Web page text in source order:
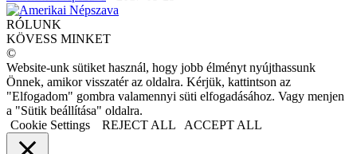
RÓLUNK
KÖVESS MINKET
©
Website-unk sütiket használ, hogy jobb élményt nyújthassunk
Önnek, amikor visszatér az oldalra. Kérjük, kattintson az
"Elfogadom" gombra valamennyi süti elfogadásához. Vagy menjen
a "Sütik beállítása" oldalra.
Cookie Settings
REJECT ALL ACCEPT ALL